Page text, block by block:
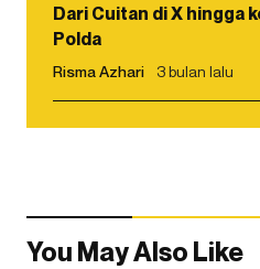
Dari Cuitan di X hingga
Polda
Risma Azhari 3 bulan lalu
You May Also Like